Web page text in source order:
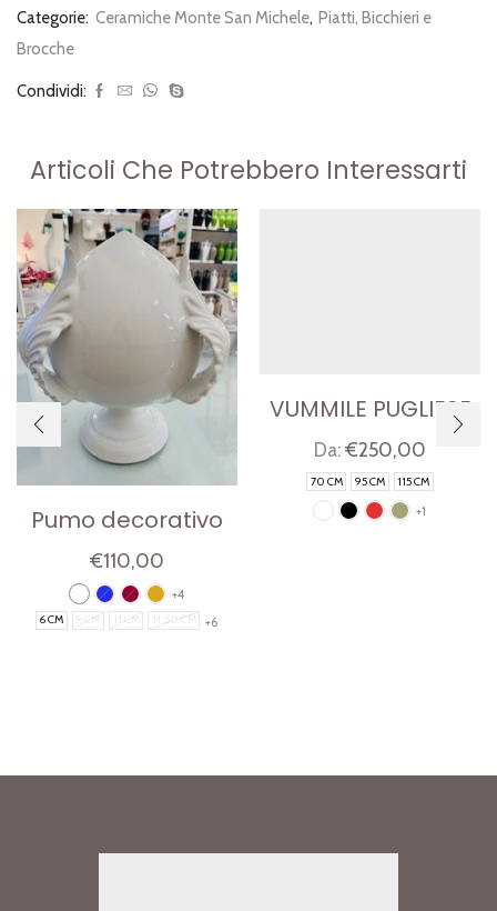
Categorie: Ceramiche Monte San Michele, Piatti, Bicchieri e
Brocche
Condividi:
Articoli Che Potrebbero Interessarti
Pumo decorativo
€110,00
+4
6 CM 9 CM 11 CM 11,50 CM +6
VUMMILE PUGLIESE
Da: €250,00
70 CM 95 CM 115 CM
+1